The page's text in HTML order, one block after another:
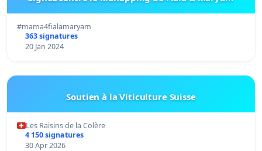
#mama4fialamaryam
363 signatures
20 Jan 2024
Soutien à la Viticulture Suisse
Les Raisins de la Colère
4 150 signatures
30 Apr 2026